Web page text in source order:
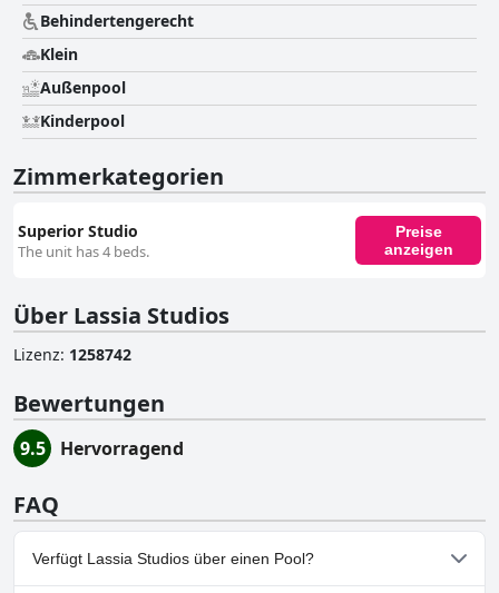
Behindertengerecht
Klein
Außenpool
Kinderpool
Zimmerkategorien
Superior Studio
The unit has 4 beds.
Preise
anzeigen
Über Lassia Studios
Lizenz: 1258742
Bewertungen
9.5 Hervorragend
FAQ
Verfügt Lassia Studios über einen Pool?